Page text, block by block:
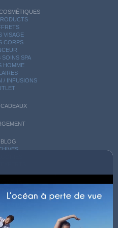
VISAGE
CORPS
SOINS SPA
HOMME
/ INFUSIONS
BLOG
HÉBERGEMENT
DE VENIR